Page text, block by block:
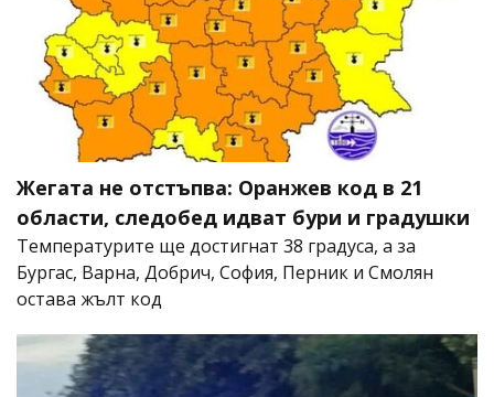
Жегата не отстъпва: Оранжев код в 21
области, следобед идват бури и градушки
Температурите ще достигнат 38 градуса, а за
Бургас, Варна, Добрич, София, Перник и Смолян
остава жълт код